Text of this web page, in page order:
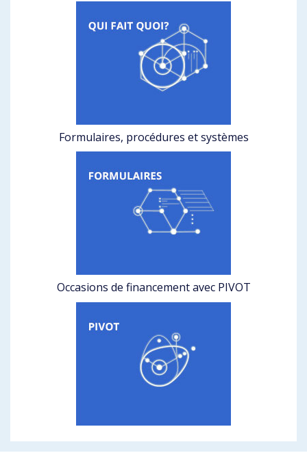
Formulaires, procédures et systèmes
Occasions de financement avec PIVOT